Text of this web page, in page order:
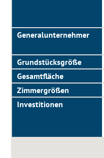
Ge­ne­ral­un­ter­neh­mer
Grund­stücks­grö­ße
Ge­samt­fläche
Zimmergrö­ß­en
In­ves­ti­tio­nen